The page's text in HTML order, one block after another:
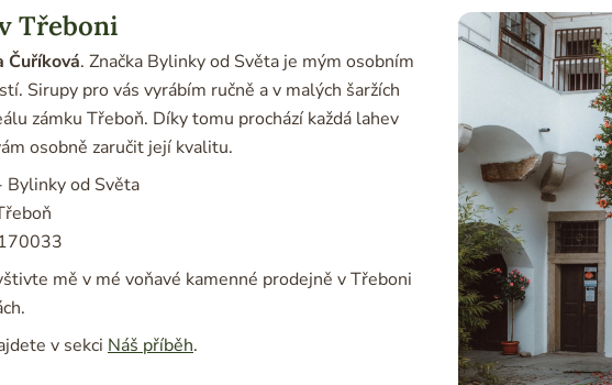
Třeboni
Čuříková. Značka Bylinky od Světa je mým osobním
Sirupy pro vás vyrábím ručně a v malých šaržích
zámku Třeboň. Díky tomu prochází každá lahev
osobně zaručit její kvalitu.
Bylinky od Světa
mě v mé voňavé kamenné prodejně v Třeboni
v sekci Náš příběh.